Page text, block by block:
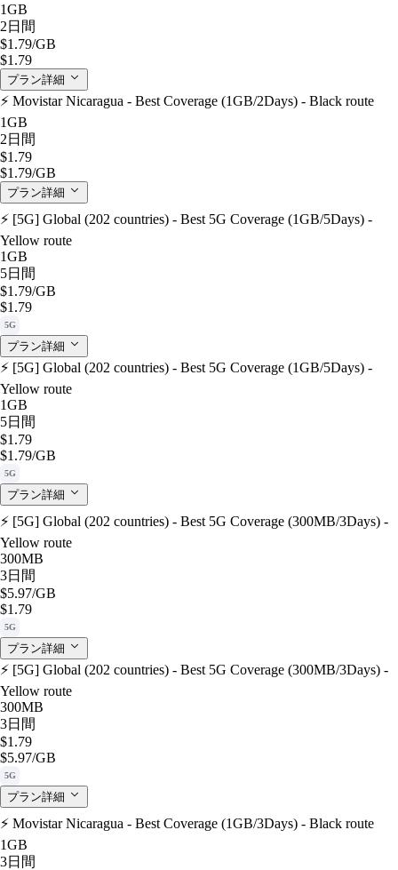
1GB
2日間
$1.79/GB
$1.79
プラン詳細
⚡️ Movistar Nicaragua - Best Coverage (1GB/2Days) - Black route
1GB
2日間
$1.79
$1.79/GB
プラン詳細
⚡️ [5G] Global (202 countries) - Best 5G Coverage (1GB/5Days) -
Yellow route
1GB
5日間
$1.79/GB
$1.79
5G
プラン詳細
⚡️ [5G] Global (202 countries) - Best 5G Coverage (1GB/5Days) -
Yellow route
1GB
5日間
$1.79
$1.79/GB
5G
プラン詳細
⚡️ [5G] Global (202 countries) - Best 5G Coverage (300MB/3Days) -
Yellow route
300MB
3日間
$5.97/GB
$1.79
5G
プラン詳細
⚡️ [5G] Global (202 countries) - Best 5G Coverage (300MB/3Days) -
Yellow route
300MB
3日間
$1.79
$5.97/GB
5G
プラン詳細
⚡️ Movistar Nicaragua - Best Coverage (1GB/3Days) - Black route
1GB
3日間